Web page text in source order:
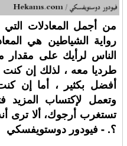
من أجمل المعادلات
رواية الشياطين هي
الناس لرأيك على
طرديا معه ، لذلك إن
أفضل بكثير ، أما إن
وتعمل لإكتساب المزيد
تستغرب أرجوك، ألا ترى
؟. - فيودور دوستويفسكي